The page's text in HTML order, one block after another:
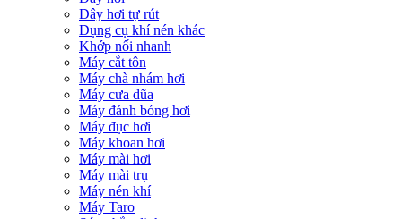
Dây hơi tự rút
Dụng cụ khí nén khác
Khớp nối nhanh
Máy cắt tôn
Máy chà nhám hơi
Máy cưa dũa
Máy đánh bóng hơi
Máy đục hơi
Máy khoan hơi
Máy mài hơi
Máy mài trụ
Máy nén khí
Máy Taro